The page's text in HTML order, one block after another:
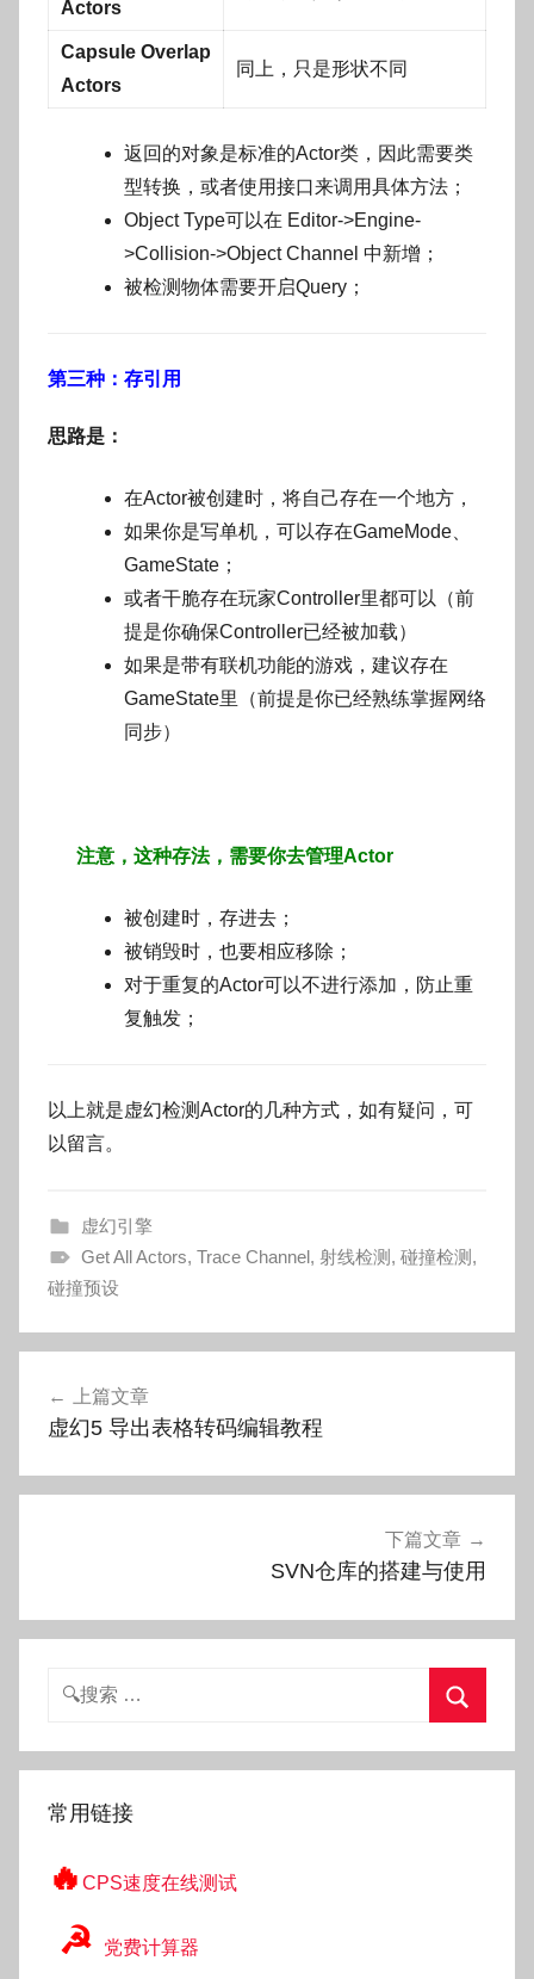
Actors
Capsule Overlap
Actors
同上，只是形状不同
返回的对象是标准的Actor类，因此需要类
型转换，或者使用接口来调用具体方法；
Object Type可以在 Editor->Engine-
>Collision->Object Channel 中新增；
被检测物体需要开启Query；
第三种：存引用
思路是：
在Actor被创建时，将自己存在一个地方，
如果你是写单机，可以存在GameMode、
GameState；
或者干脆存在玩家Controller里都可以（前
提是你确保Controller已经被加载）
如果是带有联机功能的游戏，建议存在
GameState里（前提是你已经熟练掌握网络
同步）
注意，这种存法，需要你去管理Actor
被创建时，存进去；
被销毁时，也要相应移除；
对于重复的Actor可以不进行添加，防止重
复触发；
以上就是虚幻检测Actor的几种方式，如有疑问，可
以留言。
虚幻引擎
Get All Actors, Trace Channel, 射线检测 , 碰撞检测 ,
碰撞预设
航
上篇文章
虚幻5 导出表格转码编辑教程
下篇文章
SVN仓库的搭建与使用
搜
索
常用链接
🔥 CPS速度在线测试
☭ 党费计算器